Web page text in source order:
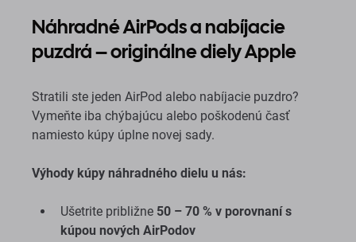
Náhradné AirPods a nabíjacie
puzdrá – originálne diely Apple
Stratili ste jeden AirPod alebo nabíjacie puzdro?
Vymeňte iba chýbajúcu alebo poškodenú časť
namiesto kúpy úplne novej sady.
Výhody kúpy náhradného dielu u nás:
Ušetrite približne 50 – 70 % v porovnaní s
kúpou nových AirPodov